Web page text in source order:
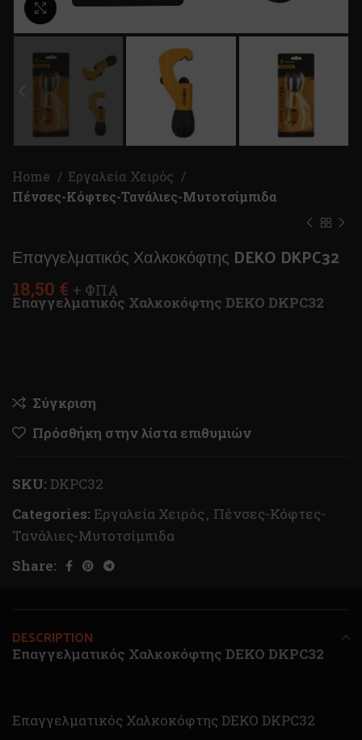
Κλικ για μεγέθυνση
Home
Εργαλεία Χειρός
Πένσες-Κόφτες-Τανάλιες-Μυτοτσίμπιδα
Επαγγελματικός Χαλκοκόφτης DEKO DKPC32
18,50 € + ΦΠΑ
Επαγγελματικός Χαλκοκόφτης DEKO DKPC32
Σύγκριση
Πρόσθήκη στην λίστα επιθυμιών
SKU: DKPC32
Categories: Εργαλεία Χειρός, Πένσες-Κόφτες-
Τανάλιες-Μυτοτσίμπιδα
Share:
DESCRIPTION
Επαγγελματικός Χαλκοκόφτης DEKO DKPC32
Επαγγελματικός Χαλκοκόφτης DEKO DKPC32